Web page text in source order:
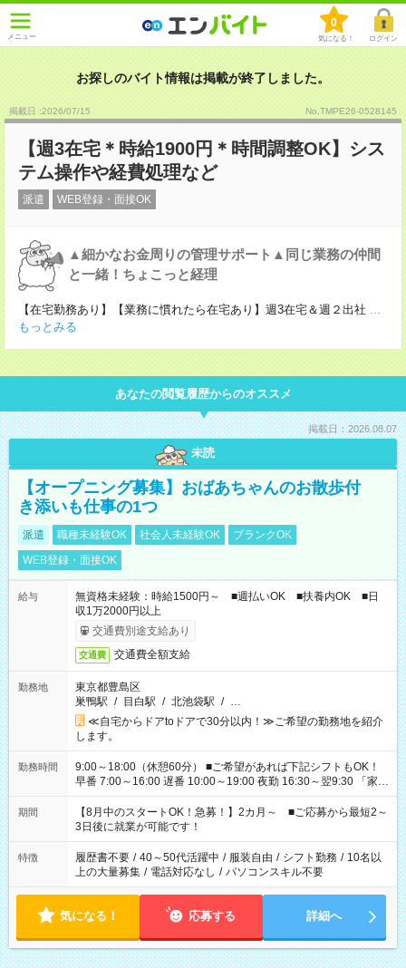
メニュー
0
気になる！ ログイン
お探しのバイト情報は掲載が終了しました。
掲載日 :2026/07/15 No.TMPE26-0528145
【週3在宅＊時給1900円＊時間調整OK】シス
テム操作や経費処理など
派遣 WEB登録・面接OK
▲細かなお金周りの管理サポート▲同じ業務の仲間
と一緒！ちょこっと経理
【在宅勤務あり】【業務に慣れたら在宅あり】週3在宅＆週２出社 ...
もっとみる
あなたの閲覧履歴からのオススメ
掲載日：2026.08.07
未読
【オープニング募集】おばあちゃんのお散歩付
き添いも仕事の1つ
派遣 職種未経験OK 社会人未経験OK
ブランクOK
WEB登録・面接OK
給与
無資格未経験：時給1500円～ ■週払いOK ■扶養内OK ■日
収1万2000円以上
交通費別途支給あり
交通費 交通費全額支給
勤務地
東京都豊島区
巣鴨駅 / 目白駅 / 北池袋駅 / …
≪自宅からドアtoドアで30分以内！≫ご希望の勤務地を紹介
します。
勤務時間
9:00～18:00（休憩60分） ■ご希望があれば下記シフトもOK！
早番 7:00～16:00 遅番 10:00～19:00 夜勤 16:30～翌9:30 「家族
と休みを合わせたい」 「余裕を持って夕飯の準備がしたい」
「できれば残業はしたくない」 など、ご希望を教えてください
ね。 ※Wワーク希望の方へ 今ご覧のお仕事で希望する勤務時間
と、もう1つのお仕事の勤務時間。 合計で週40時間を超える場
合は応募できません。
期間
【8月中のスタートOK！急募！】2カ月～ ■ご応募から最短2～
3日後に就業が可能です！
特徴 履歴書不要 / 40～50代活躍中 / 服装自由 / シフト勤務 / 10名以
上の大量募集 / 電話対応なし / パソコンスキル不要
気になる！ 応募する 詳細へ